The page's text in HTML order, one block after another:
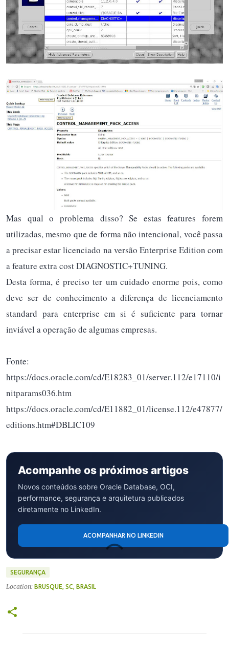
Mas qual o problema disso? Se estas features forem
utilizadas, mesmo que de forma não intencional, você passa
a precisar estar licenciado na versão Enterprise Edition com
a feature extra cost DIAGNOSTIC+TUNING.
Desta forma, é preciso ter um cuidado enorme pois, como
deve ser de conhecimento a diferença de licenciamento
standard para enterprise em si é suficiente para tornar
inviável a operação de algumas empresas.
Fonte:
https://docs.oracle.com/cd/E18283_01/server.112/e17110/i
nitparams036.htm
https://docs.oracle.com/cd/E11882_01/license.112/e47877/
editions.htm#DBLIC109
Acompanhe os próximos artigos
Novos conteúdos sobre Oracle Database, OCI,
performance, segurança e arquitetura publicados
diretamente no LinkedIn.
ACOMPANHAR NO LINKEDIN
SEGURANÇA
Location: BRUSQUE, SC, BRASIL